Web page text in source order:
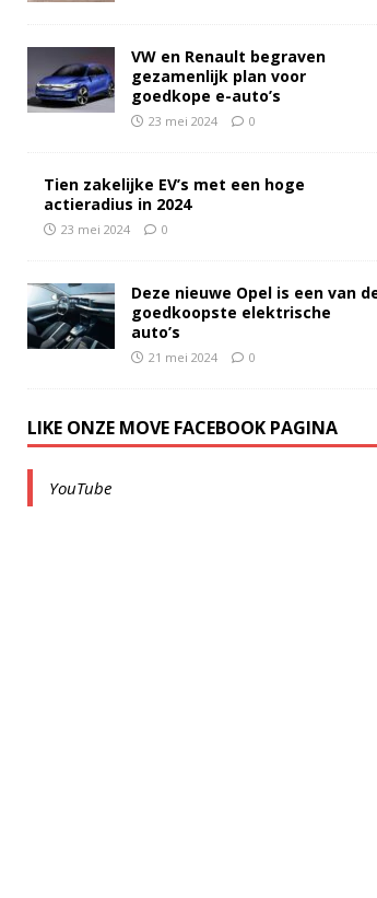
VW en Renault begraven
gezamenlijk plan voor
goedkope e-auto’s
23 mei 2024 0
Tien zakelijke EV’s met een hoge
actieradius in 2024
23 mei 2024 0
Deze nieuwe Opel is een van
goedkoopste elektrische
auto’s
21 mei 2024 0
LIKE ONZE MOVE FACEBOOK PAGINA
YouTube